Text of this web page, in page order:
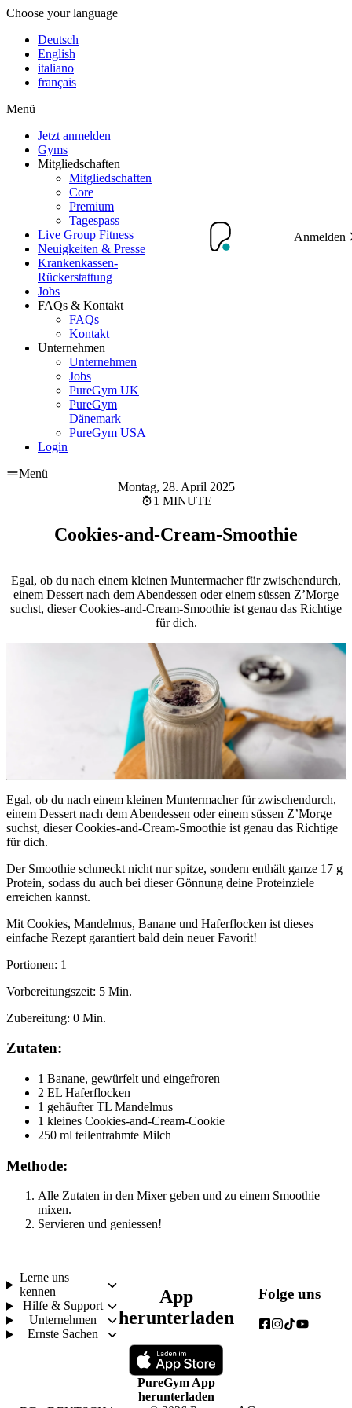
Choose your language
Deutsch
English
italiano
français
Menü
Jetzt anmelden
Gyms
Mitgliedschaften
Mitgliedschaften
Core
Premium
Tagespass
Live Group Fitness
Neuigkeiten & Presse
Krankenkassen-
Rückerstattung
Jobs
FAQs & Kontakt
FAQs
Kontakt
Unternehmen
Unternehmen
Jobs
PureGym UK
PureGym
Dänemark
PureGym USA
Login
Menü
Anmelden
Montag, 28. April 2025
1 MINUTE
Cookies-and-Cream-Smoothie
Egal, ob du nach einem kleinen Muntermacher für zwischendurch,
einem Dessert nach dem Abendessen oder einem süssen Z’Morge
suchst, dieser Cookies-and-Cream-Smoothie ist genau das Richtige
für dich.
Egal, ob du nach einem kleinen Muntermacher für zwischendurch,
einem Dessert nach dem Abendessen oder einem süssen Z’Morge
suchst, dieser Cookies-and-Cream-Smoothie ist genau das Richtige
für dich.
Der Smoothie schmeckt nicht nur spitze, sondern enthält ganze 17 g
Protein, sodass du auch bei dieser Gönnung deine Proteinziele
erreichen kannst.
Mit Cookies, Mandelmus, Banane und Haferflocken ist dieses
einfache Rezept garantiert bald dein neuer Favorit!
Portionen: 1
Vorbereitungszeit: 5 Min.
Zubereitung: 0 Min.
Zutaten:
1 Banane, gewürfelt und eingefroren
2 EL Haferflocken
1 gehäufter TL Mandelmus
1 kleines Cookies-and-Cream-Cookie
250 ml teilentrahmte Milch
Methode:
Alle Zutaten in den Mixer geben und zu einem Smoothie
mixen.
Servieren und geniessen!
Lerne uns
kennen
Hilfe & Support
Unternehmen
Ernste Sachen
App
herunterladen
PureGym App
herunterladen
Folge uns